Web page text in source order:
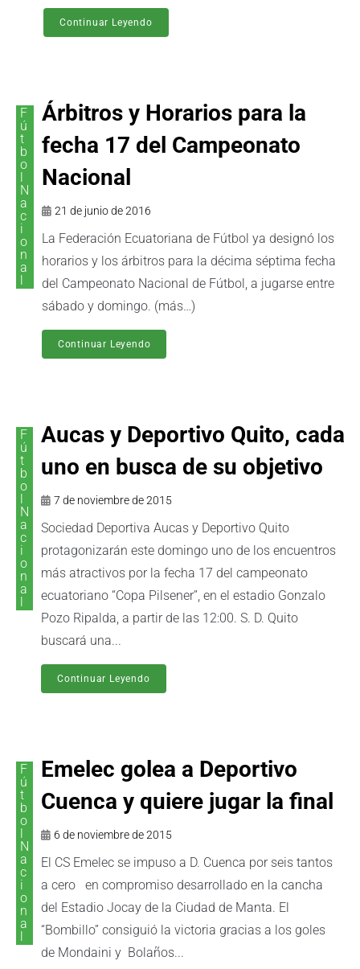
Continuar Leyendo
F
ú
t
b
o
l
N
a
c
i
o
n
a
l
Árbitros y Horarios para la
fecha 17 del Campeonato
Nacional
21 de junio de 2016
La Federación Ecuatoriana de Fútbol ya designó los
horarios y los árbitros para la décima séptima fecha
del Campeonato Nacional de Fútbol, a jugarse entre
sábado y domingo. (más…)
Continuar Leyendo
F
ú
t
b
o
l
N
a
c
i
o
n
a
l
Aucas y Deportivo Quito, cada
uno en busca de su objetivo
7 de noviembre de 2015
Sociedad Deportiva Aucas y Deportivo Quito
protagonizarán este domingo uno de los encuentros
más atractivos por la fecha 17 del campeonato
ecuatoriano “Copa Pilsener”, en el estadio Gonzalo
Pozo Ripalda, a partir de las 12:00. S. D. Quito
buscará una...
Continuar Leyendo
F
ú
t
b
o
l
N
a
c
i
o
n
a
l
Emelec golea a Deportivo
Cuenca y quiere jugar la final
6 de noviembre de 2015
El CS Emelec se impuso a D. Cuenca por seis tantos
a cero en compromiso desarrollado en la cancha
del Estadio Jocay de la Ciudad de Manta. El
“Bombillo” consiguió la victoria gracias a los goles
de Mondaini y Bolaños...